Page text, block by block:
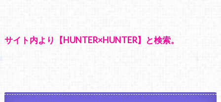
サイト内より【HUNTER×HUNTER】と検索。